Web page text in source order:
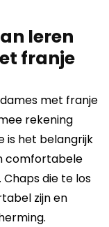
leren
franje
met franje
rekening
is het belangrijk
​​comfortabele
die te los
zijn en